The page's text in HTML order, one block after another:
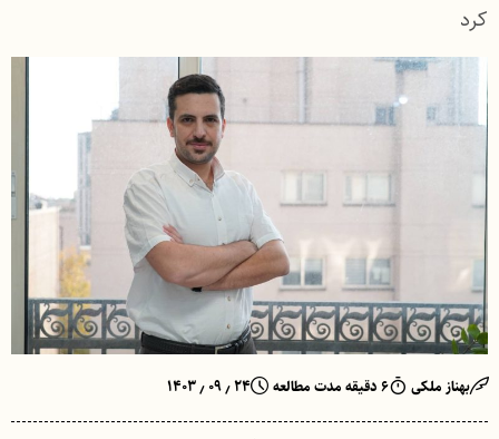
کرد
بهناز ملکی ۶ دقیقه مدت مطالعه ۲۴ ٫ ۰۹ ٫ ۱۴۰۳